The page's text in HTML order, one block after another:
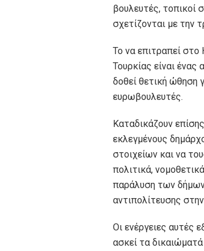
βουλευτές, τοπικοί
σχετίζονται με την
Το να επιτραπεί
Τουρκίας είναι ένας
δοθεί θετική ώθηση
ευρωβουλευτές.
Καταδικάζουν
εκλεγμένους
στοιχείων και να
πολιτικά,
παράλυση των
αντιπολίτευσης
Οι ενέργειες αυτές
ασκεί τα